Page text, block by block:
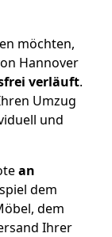
möchten,
Hannover
verläuft.
Umzug
und
an
dem
dem
Ihrer